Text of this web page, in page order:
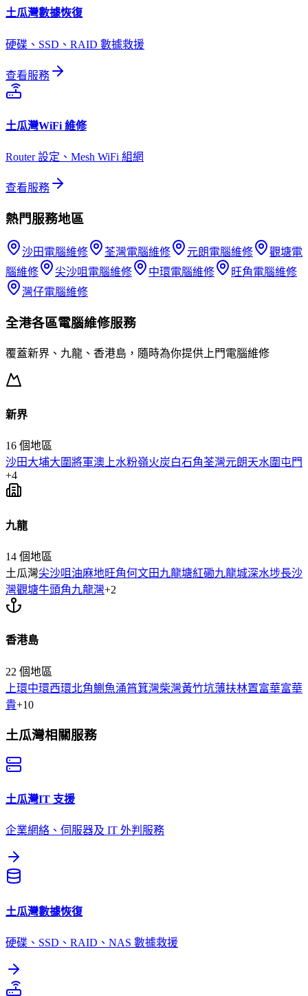
土瓜灣數據恢復
硬碟、SSD、RAID 數據救援
查看服務
土瓜灣WiFi 維修
Router 設定、Mesh WiFi 組網
查看服務
熱門服務地區
沙田電腦維修 荃灣電腦維修 元朗電腦維修 觀塘電
腦維修
尖沙咀 電腦維修 中環電腦維修 旺角電腦維修
灣仔電腦維修
全港各區電腦維修服務
覆蓋新界、九龍、香港島，隨時為你提供上門電腦維修
新界
16 個地區
沙田大埔大圍將軍澳上水粉嶺火炭白石角荃灣元朗天水圍 屯門
+4
九龍
14 個地區
土瓜灣尖沙咀 油麻地旺角何文田九龍塘紅磡九龍城深水埗長沙
灣觀塘牛頭角九龍灣+2
香港島
22 個地區
上環中環西環北角鰂魚涌筲箕灣柴灣黃竹坑薄扶林置富華富華
貴+10
土瓜灣相關服務
土瓜灣IT 支援
企業網絡、伺服器及 IT 外判服務
土瓜灣數據恢復
硬碟、SSD、RAID、NAS 數據救援